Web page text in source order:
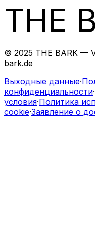
THE
© 2025 THE BARK —
bark.de
Выходные данные·
конфиденциальности·
условия·Политика
cookie·Заявление о